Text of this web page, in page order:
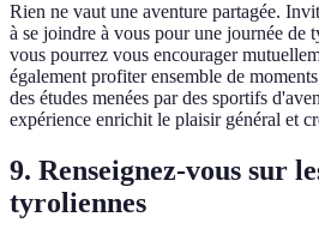
Rien ne vaut une aventure partagée.
à se joindre à vous pour une journée de
vous pourrez vous encourager
également profiter ensemble de
des études menées par des sportifs
expérience enrichit le plaisir général et
9. Renseignez-vous sur
tyroliennes